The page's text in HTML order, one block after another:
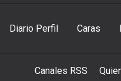
Diario Perfil Caras
Canales RSS